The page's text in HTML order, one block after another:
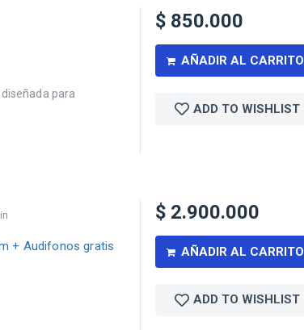
para
$ 850.000
AÑADIR AL CARRITO
ADD TO WISHLIST
+ Audifonos gratis
$ 2.900.000
AÑADIR AL CARRITO
ADD TO WISHLIST